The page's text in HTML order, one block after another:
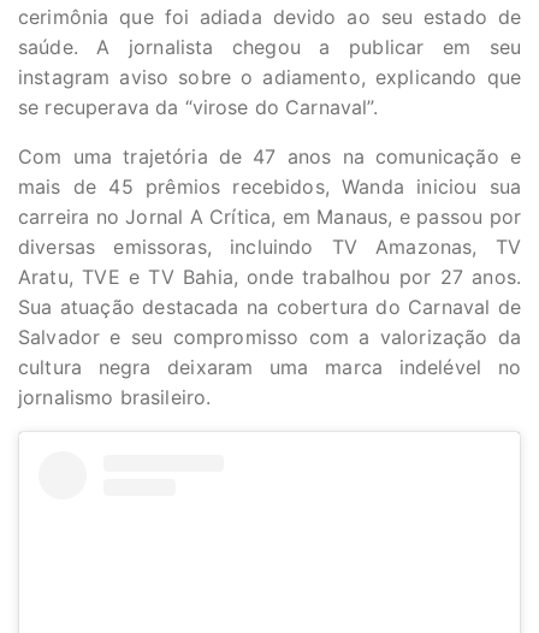
cerimônia que foi adiada devido ao seu estado de
saúde. A jornalista chegou a publicar em seu
instagram aviso sobre o adiamento, explicando que
se recuperava da “virose do Carnaval”.
Com uma trajetória de 47 anos na comunicação e
mais de 45 prêmios recebidos, Wanda iniciou sua
carreira no Jornal A Crítica, em Manaus, e passou por
diversas emissoras, incluindo TV Amazonas, TV
Aratu, TVE e TV Bahia, onde trabalhou por 27 anos.
Sua atuação destacada na cobertura do Carnaval de
Salvador e seu compromisso com a valorização da
cultura negra deixaram uma marca indelével no
jornalismo brasileiro.